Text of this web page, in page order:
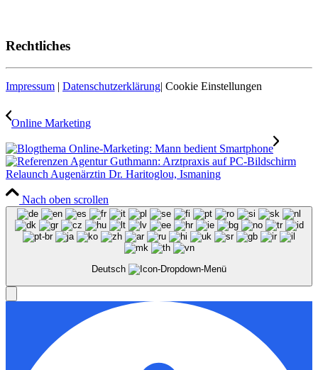
Rechtliches
Impressum | Datenschutzerklärung| Cookie Einstellungen
Online Marketing
Relaunch Augenärztin Dr. Haritoglou, Ismaning
Nach oben scrollen
Deutsch